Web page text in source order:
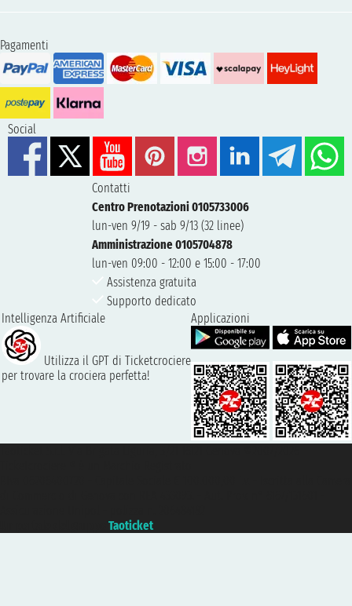
Pagamenti
Social
Contatti
Centro Prenotazioni 0105733006
lun-ven 9/19 - sab 9/13 (32 linee)
Amministrazione 0105704878
lun-ven 09:00 - 12:00 e 15:00 - 17:00
Assistenza gratuita
Supporto dedicato
Intelligenza Artificiale
Utilizza il GPT di Ticketcrociere
per trovare la crociera perfetta!
Applicazioni
Taoticket